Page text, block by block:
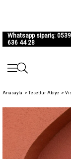
Whatsapp sipariş: 0539
636 44 28
Anasayfa > Tesettür Abiye >